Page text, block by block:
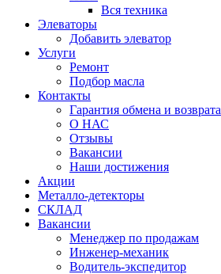
Вся техника
Элеваторы
Добавить элеватор
Услуги
Ремонт
Подбор масла
Контакты
Гарантия обмена и возврата
О НАС
Отзывы
Вакансии
Наши достижения
Акции
Металло-детекторы
СКЛАД
Вакансии
Менеджер по продажам
Инженер-механик
Водитель-экспедитор